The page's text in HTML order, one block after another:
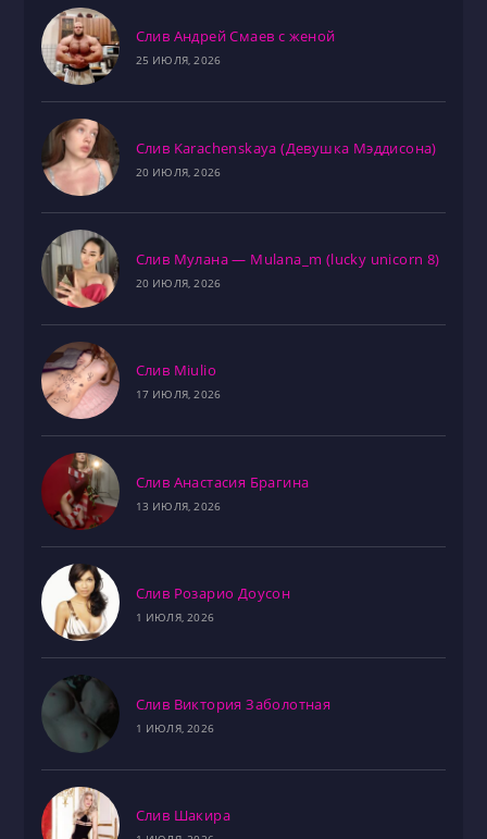
Слив Андрей Смаев с женой
25 ИЮЛЯ, 2026
Слив Karachenskaya (Девушка Мэддисона)
20 ИЮЛЯ, 2026
Слив Мулана — Mulana_m (lucky unicorn 8)
20 ИЮЛЯ, 2026
Слив Miulio
17 ИЮЛЯ, 2026
Слив Анастасия Брагина
13 ИЮЛЯ, 2026
Слив Розарио Доусон
1 ИЮЛЯ, 2026
Слив Виктория Заболотная
1 ИЮЛЯ, 2026
Слив Шакира